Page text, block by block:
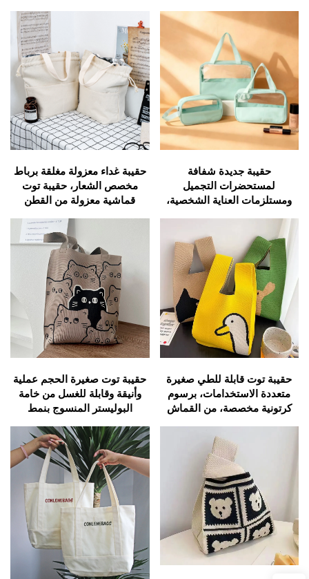
حقيبة جديدة شفافة
لمستحضرات التجميل
ومستلزمات العناية الشخصية،
لحفظ مستحضرات التجميل
وفرش المكياج، بسعة كبيرة،
كيس غسيل قابل للغسل
حقيبة غداء معزولة مغلقة برباط
مخصص الشعار، حقيبة توت
قماشية معزولة من القطن
حقيبة توت قابلة للطي صغيرة
متعددة الاستخدامات، برسوم
كرتونية مخصصة، من القماش
حقيبة توت صغيرة الحجم عملية
وأنيقة وقابلة للغسل من خامة
البوليستر المنسوج بنمط
ومتينة